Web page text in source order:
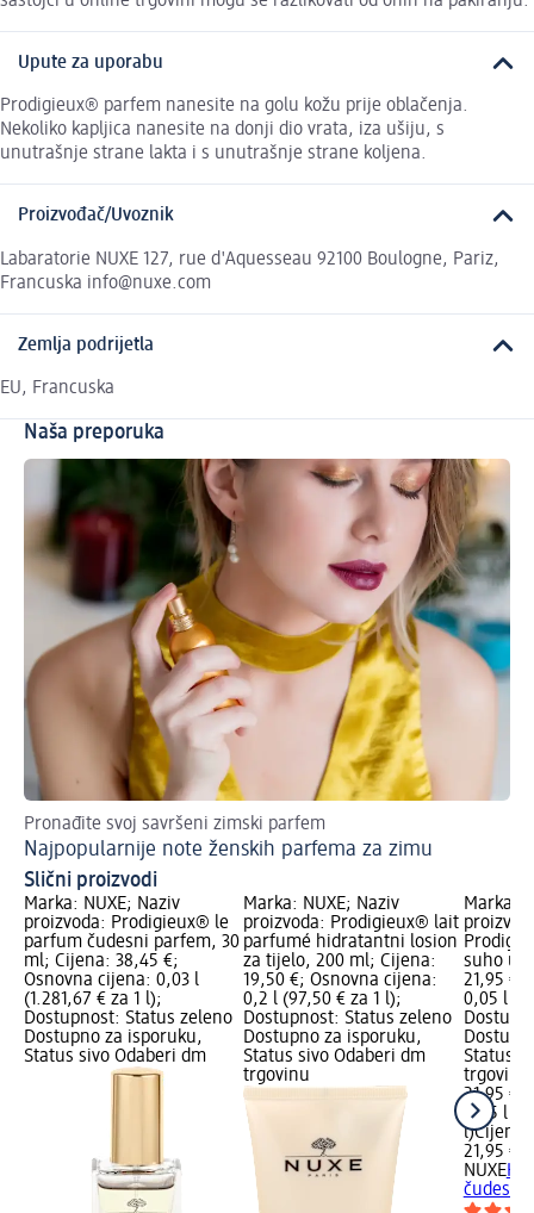
Upute za uporabu
Prodigieux® parfem nanesite na golu kožu prije oblačenja.
Nekoliko kapljica nanesite na donji dio vrata, iza ušiju, s
unutrašnje strane lakta i s unutrašnje strane koljena.
Proizvođač/Uvoznik
Labaratorie NUXE 127, rue d'Aquesseau 92100 Boulogne, Pariz,
Francuska info@nuxe.com
Zemlja podrijetla
EU, Francuska
Naša preporuka
Pronađite svoj savršeni zimski parfem
Najpopularnije note ženskih parfema za zimu
Slični proizvodi
Marka: NUXE; Naziv
proizvoda: Prodigieux® le
parfum čudesni parfem, 30
ml; Cijena: 38,45 €;
Osnovna cijena: 0,03 l
(1.281,67 € za 1 l);
Dostupnost: Status zeleno
Dostupno za isporuku,
Status sivo Odaberi dm
Marka: NUXE; Naziv
proizvoda: Prodigieux® lait
parfumé hidratantni losion
za tijelo, 200 ml; Cijena:
19,50 €; Osnovna cijena:
0,2 l (97,50 € za 1 l);
Dostupnost: Status zeleno
Dostupno za isporuku,
Status sivo Odaberi dm
trgovinu
Marka:
suho
21,95 €;
0,05 l
Status
trgovinu
21,95 €
0,05 l
l)Cijena
21,95 €
NUXE